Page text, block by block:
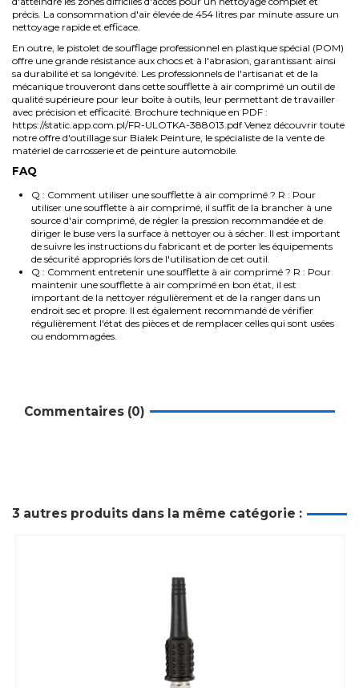
précis. La consommation d'air élevée de 454 litres par minute assure un
nettoyage rapide et efficace.
En outre, le pistolet de soufflage professionnel en plastique spécial (POM)
offre une grande résistance aux chocs et à l'abrasion, garantissant ainsi
sa durabilité et sa longévité. Les professionnels de l'artisanat et de la
mécanique trouveront dans cette soufflette à air comprimé un outil de
qualité supérieure pour leur boîte à outils, leur permettant de travailler
avec précision et efficacité. Brochure technique en PDF :
https://static.app.com.pl/FR-ULOTKA-388013.pdf Venez découvrir toute
notre offre d'outillage sur Bialek Peinture, le spécialiste de la vente de
matériel de carrosserie et de peinture automobile
FAQ
Q : Comment utiliser une soufflette à air comprimé ? R : Pour
utiliser une soufflette à air comprimé, il suffit de la brancher à une
source d'air comprimé, de régler la pression recommandée et de
diriger le buse vers la surface à nettoyer ou à sécher. Il est important
de suivre les instructions du fabricant et de porter les équipements
de sécurité appropriés lors de l'utilisation de cet outil.
Q : Comment entretenir une soufflette à air comprimé ? R : Pour
maintenir une soufflette à air comprimé en bon état, il est
important de la nettoyer régulièrement et de la ranger dans un
endroit sec et propre. Il est également recommandé de vérifier
régulièrement l'état des pièces et de remplacer celles qui sont usées
ou endommagées.
Commentaires (0)
3 autres produits dans la même catégorie :